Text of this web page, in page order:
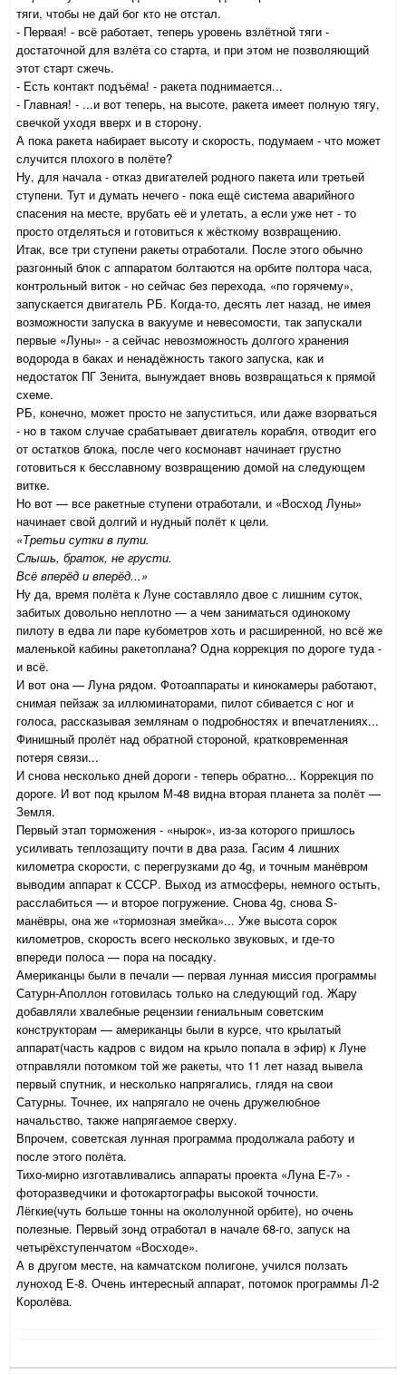
тяги, чтобы не дай бог кто не отстал.
- Первая! - всё работает, теперь уровень взлётной тяги -
достаточной для взлёта со старта, и при этом не позволяющий
этот старт сжечь.
- Есть контакт подъёма! - ракета поднимается...
- Главная! - ...и вот теперь, на высоте, ракета имеет полную тягу,
свечкой уходя вверх и в сторону.
А пока ракета набирает высоту и скорость, подумаем - что может
случится плохого в полёте?
Ну, для начала - отказ двигателей родного пакета или третьей
ступени. Тут и думать нечего - пока ещё система аварийного
спасения на месте, врубать её и улетать, а если уже нет - то
просто отделяться и готовиться к жёсткому возвращению.
Итак, все три ступени ракеты отработали. После этого обычно
разгонный блок с аппаратом болтаются на орбите полтора часа,
контрольный виток - но сейчас без перехода, «по горячему»,
запускается двигатель РБ. Когда-то, десять лет назад, не имея
возможности запуска в вакууме и невесомости, так запускали
первые «Луны» - а сейчас невозможность долгого хранения
водорода в баках и ненадёжность такого запуска, как и
недостаток ПГ Зенита, вынуждает вновь возвращаться к прямой
схеме.
РБ, конечно, может просто не запуститься, или даже взорваться
- но в таком случае срабатывает двигатель корабля, отводит его
от остатков блока, после чего космонавт начинает грустно
готовиться к бесславному возвращению домой на следующем
витке.
Но вот — все ракетные ступени отработали, и «Восход Луны»
начинает свой долгий и нудный полёт к цели.
«Третьи сутки в пути.
Слышь, браток, не грусти.
Всё вперёд и вперёд...»
Ну да, время полёта к Луне составляло двое с лишним суток,
забитых довольно неплотно — а чем заниматься одинокому
пилоту в едва ли паре кубометров хоть и расширенной, но всё же
маленькой кабины ракетоплана? Одна коррекция по дороге туда -
и всё.
И вот она — Луна рядом. Фотоаппараты и кинокамеры работают,
снимая пейзаж за иллюминаторами, пилот сбивается с ног и
голоса, рассказывая землянам о подробностях и впечатлениях...
Финишный пролёт над обратной стороной, кратковременная
потеря связи...
И снова несколько дней дороги - теперь обратно... Коррекция по
дороге. И вот под крылом М-48 видна вторая планета за полёт —
Земля.
Первый этап торможения - «нырок», из-за которого пришлось
усиливать теплозащиту почти в два раза. Гасим 4 лишних
километра скорости, с перегрузками до 4g, и точным манёвром
выводим аппарат к СССР. Выход из атмосферы, немного остыть,
расслабиться — и второе погружение. Снова 4g, снова S-
манёвры, она же «тормозная змейка»... Уже высота сорок
километров, скорость всего несколько звуковых, и где-то
впереди полоса — пора на посадку.
Американцы были в печали — первая лунная миссия программы
Сатурн-Аполлон готовилась только на следующий год. Жару
добавляли хвалебные рецензии гениальным советским
конструкторам — американцы были в курсе, что крылатый
аппарат(часть кадров с видом на крыло попала в эфир) к Луне
отправляли потомком той же ракеты, что 11 лет назад вывела
первый спутник, и несколько напрягались, глядя на свои
Сатурны. Точнее, их напрягало не очень дружелюбное
начальство, также напрягаемое сверху.
Впрочем, советская лунная программа продолжала работу и
после этого полёта.
Тихо-мирно изготавливались аппараты проекта «Луна Е-7» -
фоторазведчики и фотокартографы высокой точности.
Лёгкие(чуть больше тонны на окололунной орбите), но очень
полезные. Первый зонд отработал в начале 68-го, запуск на
четырёхступенчатом «Восходе».
А в другом месте, на камчатском полигоне, учился ползать
луноход Е-8. Очень интересный аппарат, потомок программы Л-2
Королёва.